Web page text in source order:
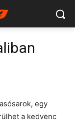
egy
a kedvenc